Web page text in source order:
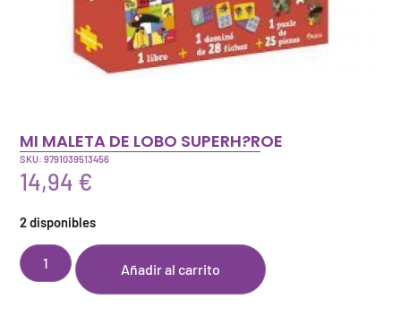
MI MALETA DE LOBO SUPERH?ROE
SKU: 9791039513456
14,94 €
2 disponibles
Añadir al carrito